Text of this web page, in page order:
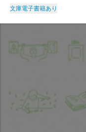
文庫電子書籍あり